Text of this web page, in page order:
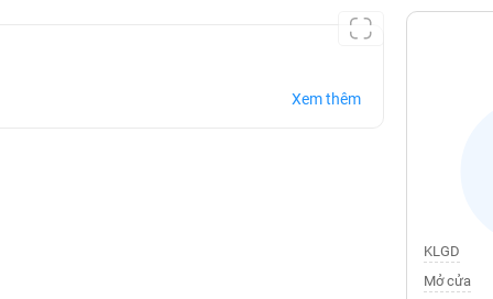
Xem thêm
KLGD
Mở cửa